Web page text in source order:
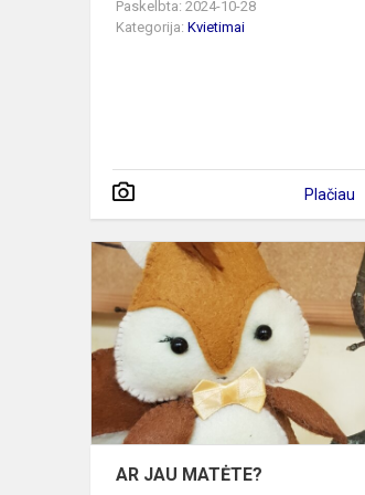
Paskelbta: 2024-10-28
Kategorija: Kvietimai
Plačiau
AR JAU MATĖTE?